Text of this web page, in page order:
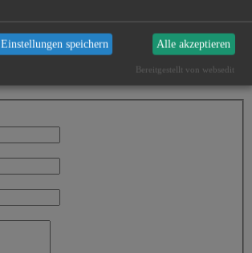
Einstellungen speichern Alle akzeptieren
Bereitgestellt von websedit